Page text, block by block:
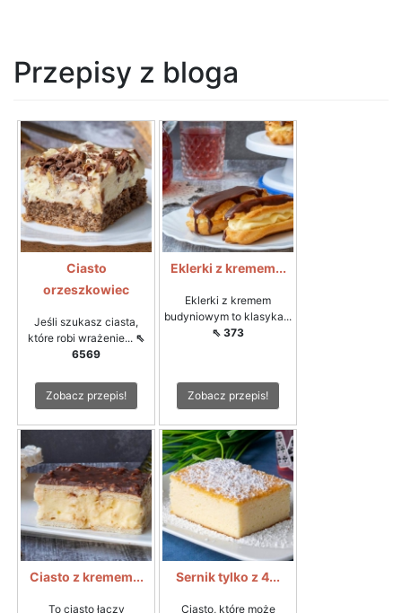
Przepisy z bloga
Ciasto
orzeszkowiec
Jeśli szukasz ciasta,
które robi wrażenie... ⇖
6569
Zobacz przepis!
Eklerki z kremem...
Eklerki z kremem
budyniowym to klasyka...
⇖ 373
Zobacz przepis!
Ciasto z kremem...
To ciasto łączy
Sernik tylko z 4...
Ciasto, które może